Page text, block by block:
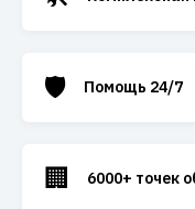
🛡️ Помощь 24/7
🏢 6000+ точек